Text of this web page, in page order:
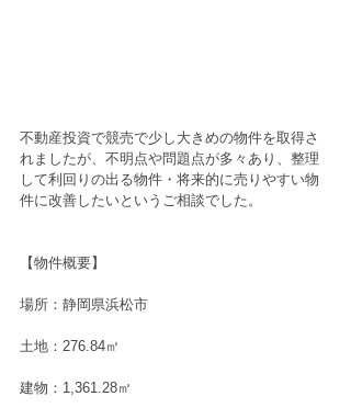
不動産投資で競売で少し大きめの物件を取得さ
れましたが、不明点や問題点が多々あり、整理
して利回りの出る物件・将来的に売りやすい物
件に改善したいというご相談でした。
【物件概要】
場所：静岡県浜松市
土地：276.84㎡
建物：1,361.28㎡